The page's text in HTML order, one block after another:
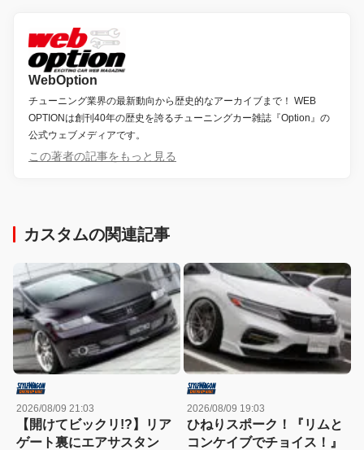
WebOption
チューニング業界の最新動向から歴史的なアーカイブまで！ WEB
OPTIONは創刊40年の歴史を誇るチューニングカー雑誌『Option』の
公式ウェブメディアです。
この著者の記事をもっと見る
カスタムの関連記事
2026/08/09 21:03
【開けてビックリ!?】リア
ゲート裏にエアサスタン
2026/08/09 19:03
ひねりスポーク！『リムと
コンケイブでチョイス！』